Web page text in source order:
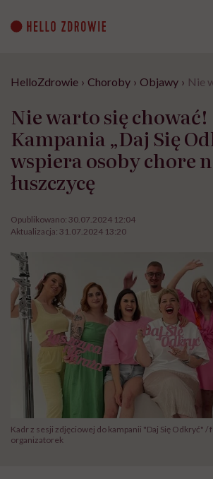
content
HelloZdrowie › Choroby › Objawy › Nie
Nie warto się chować!
Kampania „Daj Się
wspiera osoby chore
łuszczycę
Opublikowano: 30.07.2024 12:04
Aktualizacja: 31.07.2024 13:20
Kadr z sesji zdjęciowej do kampanii "Daj Się Odkryć" /
organizatorek